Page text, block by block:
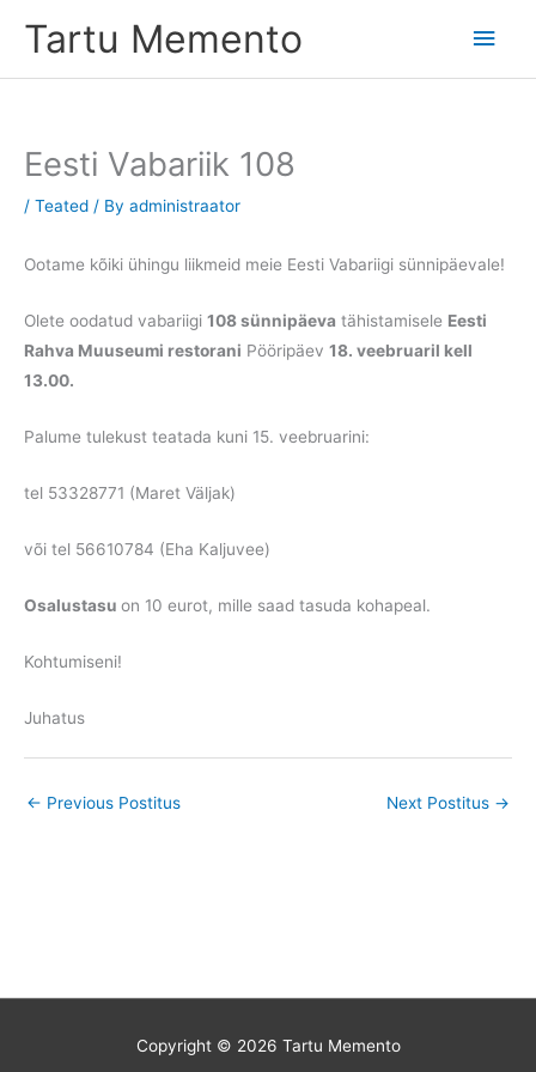
Tartu Memento
Main
Eesti Vabariik 108
/ Teated / By administraator
Ootame kõiki ühingu liikmeid meie Eesti Vabariigi sünnipäevale!
Olete oodatud vabariigi 108 sünnipäeva tähistamisele Eesti
Rahva Muuseumi restorani Pööripäev 18. veebruaril kell
13.00.
Palume tulekust teatada kuni 15. veebruarini:
tel 53328771 (Maret Väljak)
või tel 56610784 (Eha Kaljuvee)
Osalustasu on 10 eurot, mille saad tasuda kohapeal.
Kohtumiseni!
Juhatus
← Previous Postitus Next Postitus →
Copyright © 2026 Tartu Memento